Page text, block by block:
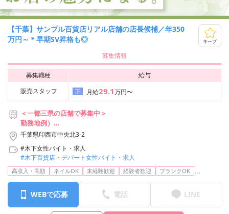
【千葉】サンプル百貨店リアル店舗の店長候補／年350
万円～＊早期SV昇格も◎
キープ
募集情報
募集職種
給与
販売スタッフ
正 月給29.1万円〜
＜一都三県の店舗で募集中＞
勤務地例）
◆サンプル百貨店 イオンモール千葉ニュータウン店
ニュータウン中央駅」より徒歩5分
※配属先は入社後に決定します
千葉県印西市中央北3-2
#木下女性バイト・求人
#木下百貨店・デパート女性バイト・求人
高収入・高額 ネイルOK 未経験歓迎 経験者歓迎 ブランクOK ...
WEBで応募 電話 LINE